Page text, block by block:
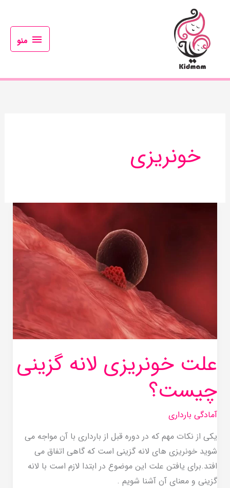
منو
خونریزی
علت خونریزی لانه گزینی
چیست؟
آمادگی بارداری
یکی از نکات مهم که در دوره قبل از بارداری با آن مواجه می
شوید خونریزی های لانه گزینی است که گاهی اتفاق می
افتد.برای یافتن علت این موضوع در ابتدا لازم است با لانه
گزینی و معنای آن آشنا شویم .